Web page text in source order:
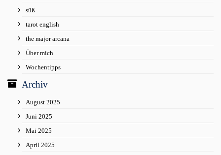
süß
tarot english
the major arcana
Über mich
Wochentipps
Archiv
August 2025
Juni 2025
Mai 2025
April 2025